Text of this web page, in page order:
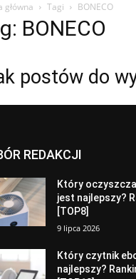
główna Tagi BONECO
BONECO
postów do
REDAKCJI
Który
jest najlepszy?
[TOP8]
9 lipca 2026
Który czytnik
najlepszy?